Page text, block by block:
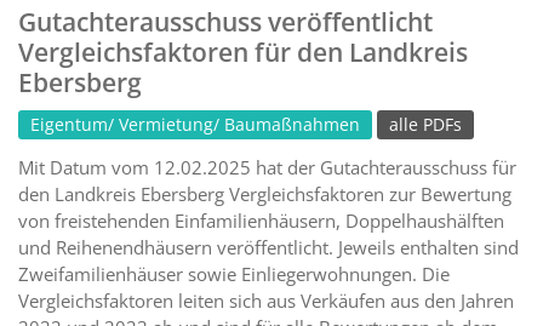
Gutachterausschuss veröffentlicht
Vergleichsfaktoren für den Landkreis
Ebersberg
Eigentum/ Vermietung/ Baumaßnahmen alle PDFs
Mit Datum vom 12.02.2025 hat der Gutachterausschuss für
den Landkreis Ebersberg Vergleichsfaktoren zur Bewertung
von freistehenden Einfamilienhäusern, Doppelhaushälften
und Reihenendhäusern veröffentlicht. Jeweils enthalten sind
Zweifamilienhäuser sowie Einliegerwohnungen. Die
Vergleichsfaktoren leiten sich aus Verkäufen aus den Jahren